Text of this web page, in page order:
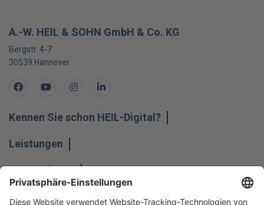
A.-W. HEIL & SOHN GmbH & Co. KG
Bergstr. 4-7
30539 Hannover
FacebookYoutubeInstagramLinkedIn
Kennen Sie schon HEIL-Digital?
Leistungen
Unternehmen